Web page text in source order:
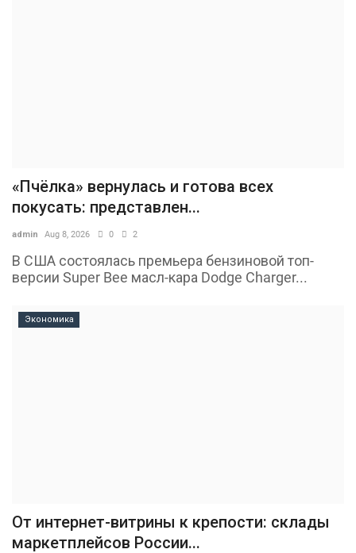
«Пчёлка» вернулась и готова всех
покусать: представлен...
admin Aug 8, 2026 0 2
В США состоялась премьера бензиновой топ-
версии Super Bee масл-кара Dodge Charger...
Экономика
От интернет-витрины к крепости: склады
маркетплейсов России...